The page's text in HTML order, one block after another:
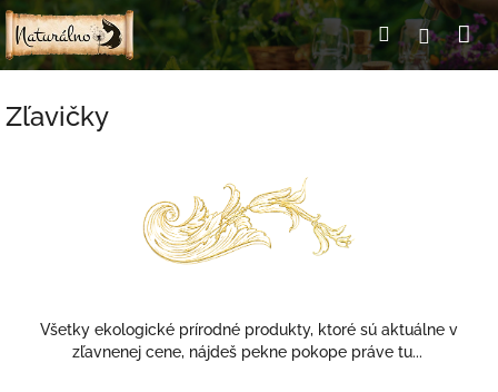
Prejsť
na
obsah
Hľadať
Zľavičky
Všetky ekologické prírodné produkty, ktoré sú aktuálne v
zľavnenej cene, nájdeš pekne pokope práve tu...